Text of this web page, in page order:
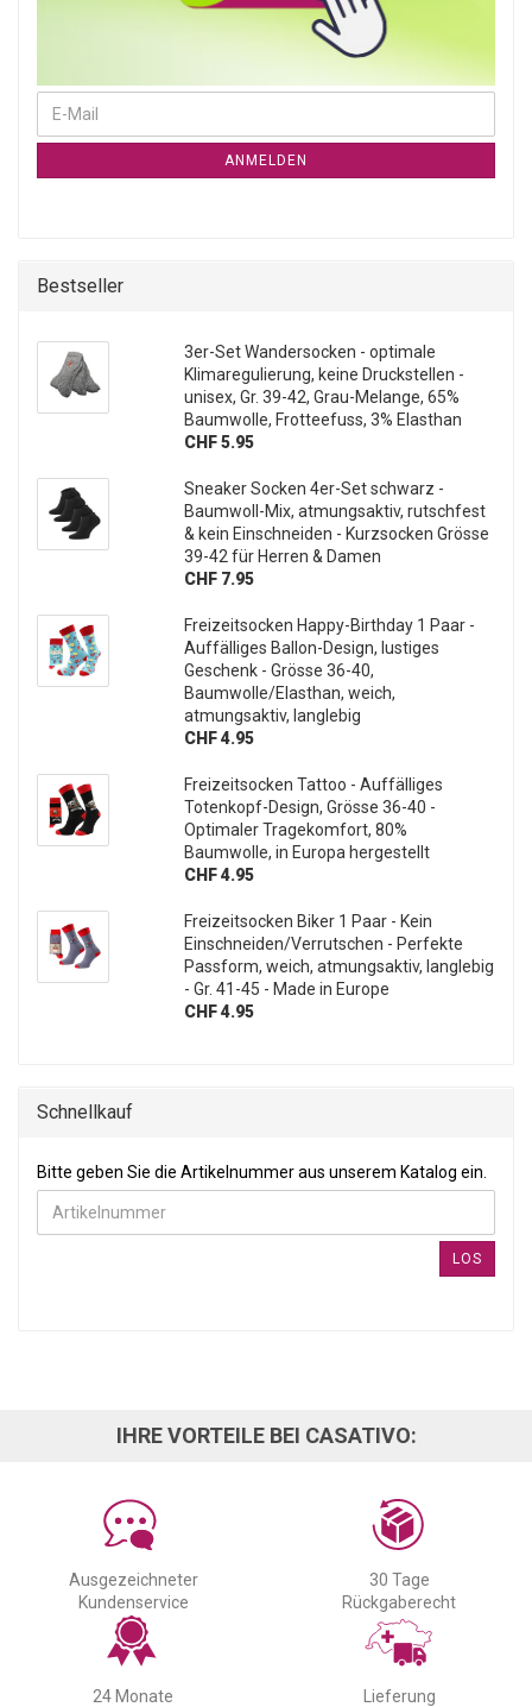
ANMELDEN
Bestseller
3er-Set Wandersocken - optimale
Klimaregulierung, keine Druckstellen -
unisex, Gr. 39-42, Grau-Melange, 65%
Baumwolle, Frotteefuss, 3% Elasthan
CHF 5.95
Sneaker Socken 4er-Set schwarz -
Baumwoll-Mix, atmungsaktiv, rutschfest
& kein Einschneiden - Kurzsocken Grösse
39-42 für Herren & Damen
CHF 7.95
Freizeitsocken Happy-Birthday 1 Paar -
Auffälliges Ballon-Design, lustiges
Geschenk - Grösse 36-40,
Baumwolle/Elasthan, weich,
atmungsaktiv, langlebig
CHF 4.95
Freizeitsocken Tattoo - Auffälliges
Totenkopf-Design, Grösse 36-40 -
Optimaler Tragekomfort, 80%
Baumwolle, in Europa hergestellt
CHF 4.95
Freizeitsocken Biker 1 Paar - Kein
Einschneiden/Verrutschen - Perfekte
Passform, weich, atmungsaktiv, langlebig
- Gr. 41-45 - Made in Europe
CHF 4.95
Schnellkauf
BITTE GEBEN SIE DIE ARTIKELNUMMER AUS UNSEREM
Bitte geben Sie die Artikelnummer aus unserem Katalog ein.
LOS
IHRE VORTEILE BEI CASATIVO:
Ausgezeichneter
Kundenservice
30 Tage
Rückgaberecht
24 Monate
Lieferung